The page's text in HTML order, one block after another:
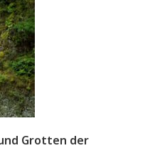
Grotten der